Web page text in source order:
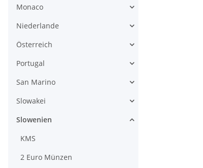
Monaco
Niederlande
Österreich
Portugal
San Marino
Slowakei
Slowenien
KMS
2 Euro Münzen